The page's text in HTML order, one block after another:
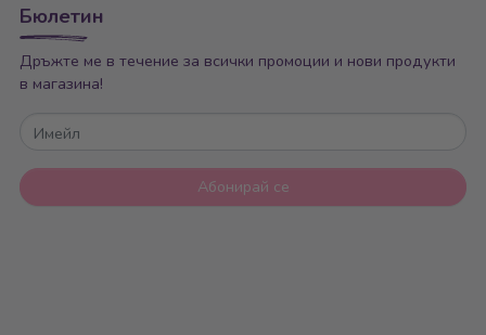
Разгледайте нашата селекция от бебешки легла и кошари и
открийте най-подходящото решение за спокойния сън и
комфорта на вашето дете.
Бюлетин
Дръжте ме в течение за всички промоции и нови продукти
в магазина!
Имейл
Абонирай се